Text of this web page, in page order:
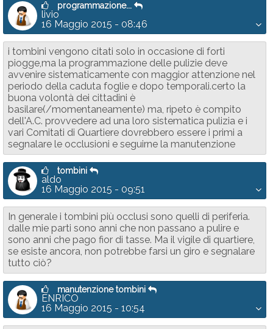
programmazione...
livio
16 Maggio 2015 - 08:46
i tombini vengono citati solo in occasione di forti
piogge,ma la programmazione delle pulizie deve
avvenire sistematicamente con maggior attenzione nel
periodo della caduta foglie e dopo temporali.certo la
buona volontà dei cittadini è
basilare(/momentaneamente) ma, ripeto è compito
dell'A.C. provvedere ad una loro sistematica pulizia e i
vari Comitati di Quartiere dovrebbero essere i primi a
segnalare le occlusioni e seguirne la manutenzione
tombini
aldo
16 Maggio 2015 - 09:51
In generale i tombini più occlusi sono quelli di periferia.
dalle mie parti sono anni che non passano a pulire e
sono anni che pago fior di tasse. Ma il vigile di quartiere,
se esiste ancora, non potrebbe farsi un giro e segnalare
tutto ciò?
manutenzione tombini
ENRICO
16 Maggio 2015 - 10:54